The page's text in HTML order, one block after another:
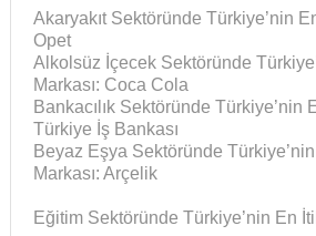
Akaryakıt Sektöründe Türkiye’nin
Opet
Alkolsüz İçecek Sektöründe
Markası: Coca Cola
Bankacılık Sektöründe Türkiye’nin
Türkiye İş Bankası
Beyaz Eşya Sektöründe Türkiye’nin
Markası: Arçelik
Eğitim Sektöründe Türkiye’nin En